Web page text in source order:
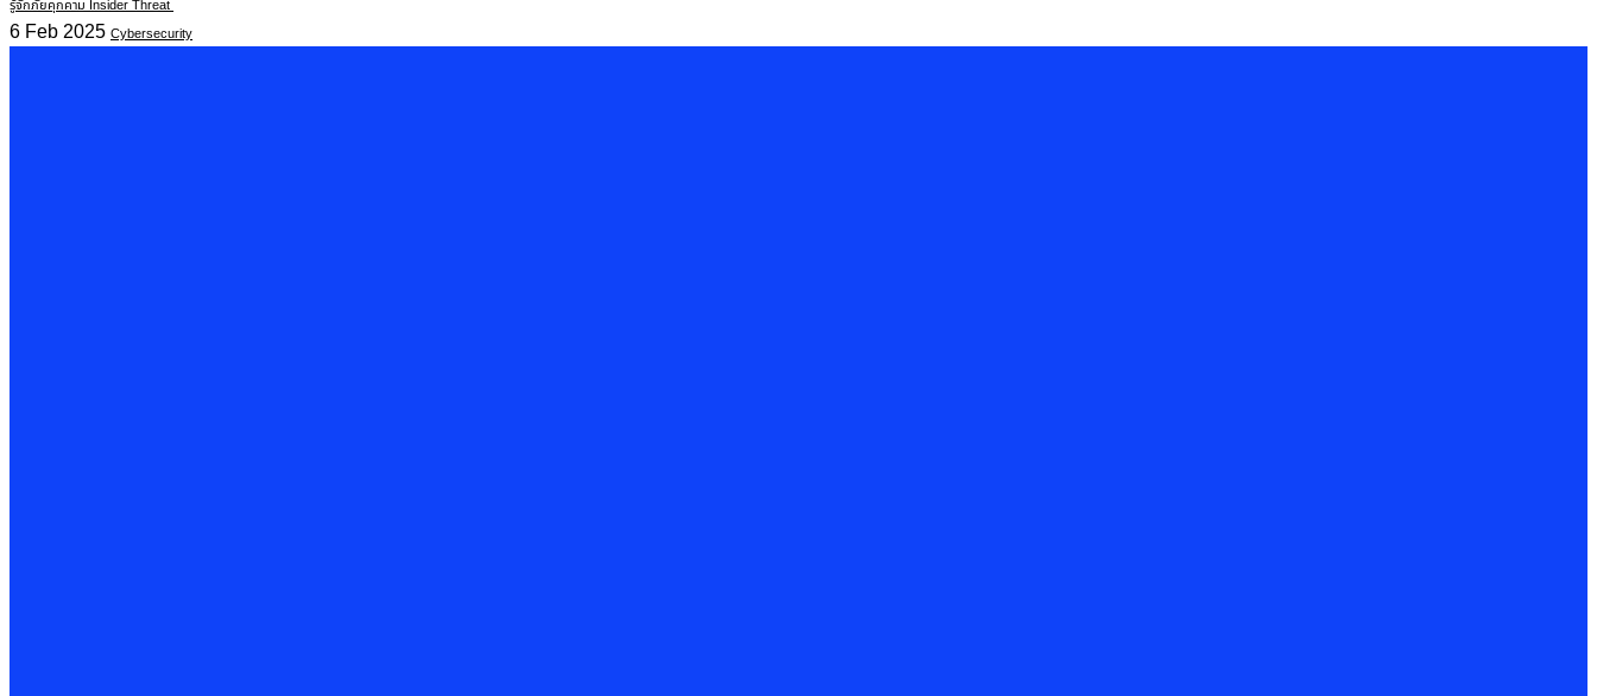
รู้จักภัยคุกคาม Insider Threat
6 Feb 2025 Cybersecurity